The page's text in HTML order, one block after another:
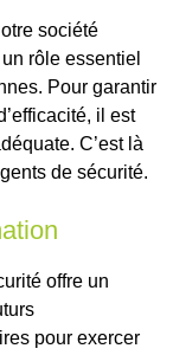
société
rôle essentiel
Pour garantir
il est
C’est là
de sécurité.
offre un
pour exercer